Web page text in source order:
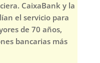
CaixaBank y la
el servicio para
de 70 años,
bancarias más